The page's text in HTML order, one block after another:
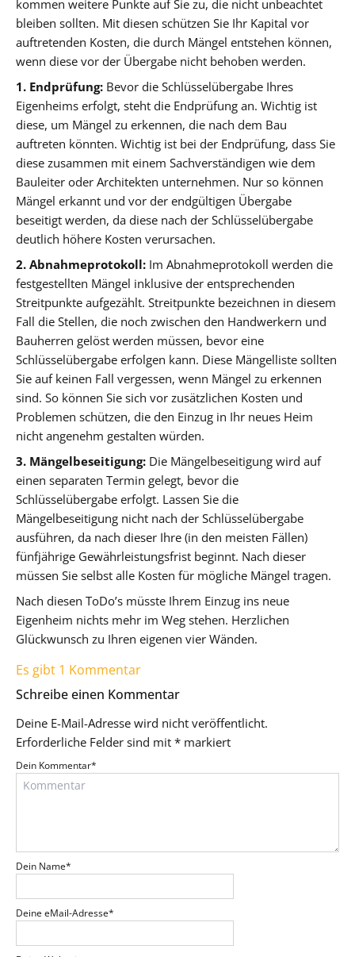
kommen weitere Punkte auf Sie zu, die nicht unbeachtet
bleiben sollten. Mit diesen schützen Sie Ihr Kapital vor
auftretenden Kosten, die durch Mängel entstehen können,
wenn diese vor der Übergabe nicht behoben werden.
1. Endprüfung: Bevor die Schlüsselübergabe Ihres
Eigenheims erfolgt, steht die Endprüfung an. Wichtig ist
diese, um Mängel zu erkennen, die nach dem Bau
auftreten könnten. Wichtig ist bei der Endprüfung, dass Sie
diese zusammen mit einem Sachverständigen wie dem
Bauleiter oder Architekten unternehmen. Nur so können
Mängel erkannt und vor der endgültigen Übergabe
beseitigt werden, da diese nach der Schlüsselübergabe
deutlich höhere Kosten verursachen.
2. Abnahmeprotokoll: Im Abnahmeprotokoll werden die
festgestellten Mängel inklusive der entsprechenden
Streitpunkte aufgezählt. Streitpunkte bezeichnen in diesem
Fall die Stellen, die noch zwischen den Handwerkern und
Bauherren gelöst werden müssen, bevor eine
Schlüsselübergabe erfolgen kann. Diese Mängelliste sollten
Sie auf keinen Fall vergessen, wenn Mängel zu erkennen
sind. So können Sie sich vor zusätzlichen Kosten und
Problemen schützen, die den Einzug in Ihr neues Heim
nicht angenehm gestalten würden.
3. Mängelbeseitigung: Die Mängelbeseitigung wird auf
einen separaten Termin gelegt, bevor die
Schlüsselübergabe erfolgt. Lassen Sie die
Mängelbeseitigung nicht nach der Schlüsselübergabe
ausführen, da nach dieser Ihre (in den meisten Fällen)
fünfjährige Gewährleistungsfrist beginnt. Nach dieser
müssen Sie selbst alle Kosten für mögliche Mängel tragen.
Nach diesen ToDo’s müsste Ihrem Einzug ins neue
Eigenheim nichts mehr im Weg stehen. Herzlichen
Glückwunsch zu Ihren eigenen vier Wänden.
Es gibt 1 Kommentar
Schreibe einen Kommentar
Deine E-Mail-Adresse wird nicht veröffentlicht.
Erforderliche Felder sind mit * markiert
Dein Kommentar*
Dein Name*
Deine eMail-Adresse*